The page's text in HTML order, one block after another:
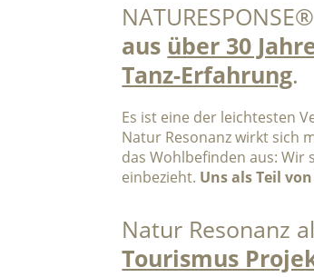
aus über 30
Tanz-Erfahrung.
Es ist eine der leichtesten
Natur Resonanz wirkt sich
das Wohlbefinden aus: Wir
einbezieht. Uns als Teil
Natur Resonanz
Tourismus